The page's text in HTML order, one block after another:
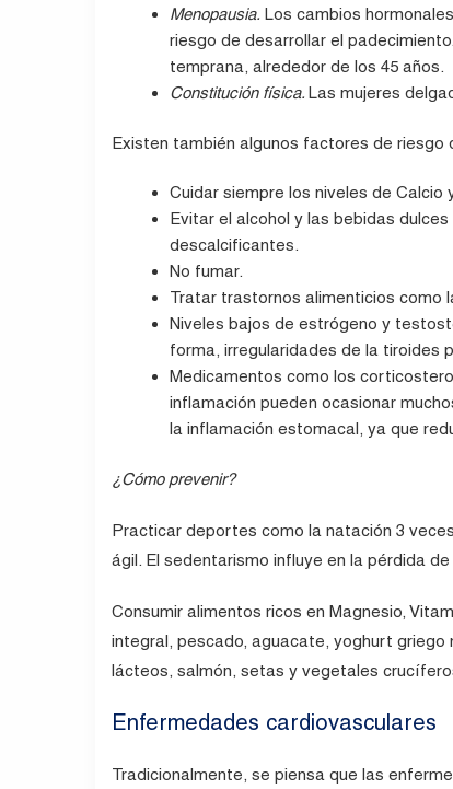
Menopausia. Los cambios
riesgo de desarrollar el
temprana, alrededor de los 45 años.
Constitución física.Las mujeres
Existen también algunos factores de riesgo
Cuidar siempre los niveles de Calcio
Evitar el alcohol y las bebidas
descalcificantes.
No fumar.
Tratar trastornos alimenticios como
Niveles bajos de estrógeno y
forma, irregularidades de la tiroides
Medicamentos como los
inflamación pueden ocasionar
la inflamación estomacal, ya que
¿Cómo prevenir?
Practicar deportes como la natación 3
ágil. El sedentarismo influye en la pérdida
Consumir alimentos ricos en Magnesio,
integral, pescado, aguacate, yoghurt griego
lácteos, salmón, setas y vegetales
Enfermedades cardiovasculares
Tradicionalmente, se piensa que las